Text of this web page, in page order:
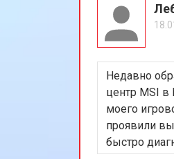
Недавно
центр MSI
моего
проявили
быстро